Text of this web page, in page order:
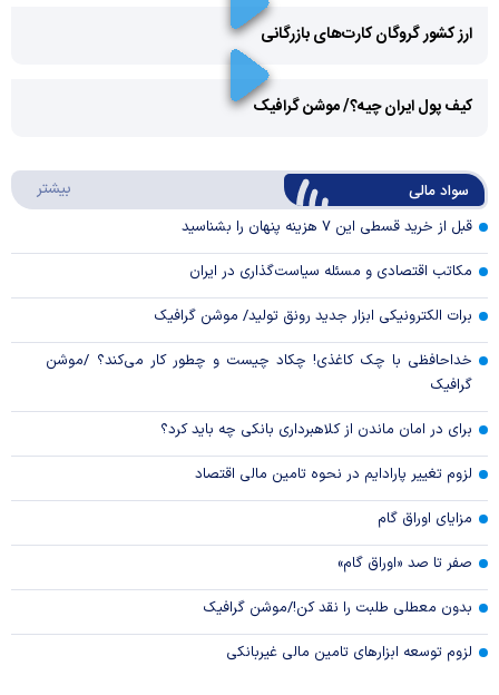
ارز کشور گروگان کارت‌های بازرگانی
Video
کیف پول ایران چیه؟/ موشن گرافیک
سواد مالی بیشتر
قبل از خرید قسطی این ۷ هزینه پنهان را بشناسید
مکاتب اقتصادی و مسئله سیاست‌گذاری در ایران
برات الکترونیکی ابزار جدید رونق تولید/ موشن گرافیک
خداحافظی با چک کاغذی! چکاد چیست و چطور کار می‌کند؟ /موشن
گرافیک
برای در امان ماندن از کلاهبرداری بانکی چه باید کرد؟
لزوم تغییر پارادایم در نحوه تامین مالی اقتصاد
مزایای اوراق گام
صفر تا صد «اوراق گام»
بدون معطلی طلبت را نقد کن!/موشن گرافیک
لزوم توسعه ابزارهای تامین مالی غیربانکی